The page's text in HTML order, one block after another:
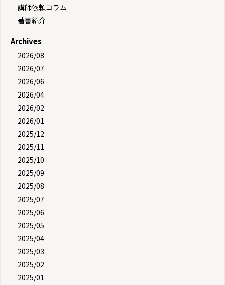
講師依頼コラム
著書紹介
Archives
2026/08
2026/07
2026/06
2026/04
2026/02
2026/01
2025/12
2025/11
2025/10
2025/09
2025/08
2025/07
2025/06
2025/05
2025/04
2025/03
2025/02
2025/01